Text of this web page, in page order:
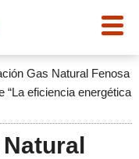
Gas Natural Fenosa
“La eficiencia energética